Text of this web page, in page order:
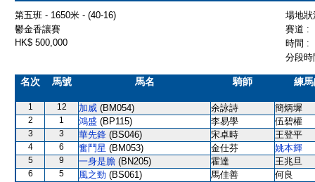
第五班 - 1650米 - (40-16)
場地
鬱金香讓賽
賽道 :
HK$ 500,000
時間 :
分段
名次 馬號 馬名 騎師 練
1 12 加威 (BM054) 余詠詩 簡炳墀
2 1 鴻盛 (BP115) 李易學 伍碧權
3 3 華先鋒 (BS046) 宋卓時 王登平
4 6 奮鬥星 (BM053) 金仕芬 姚本輝
5 9 一身是膽 (BN205) 霍達 王兆旦
6 5 風之勁 (BS061) 馬佳善 何良